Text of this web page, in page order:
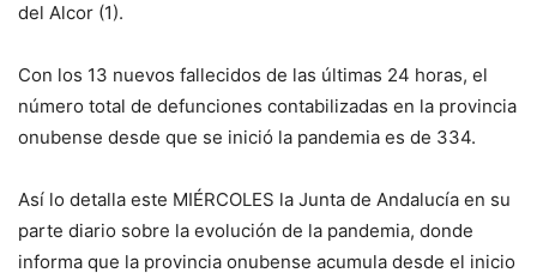
del Alcor (1).
Con los 13 nuevos fallecidos de las últimas 24 horas, el
número total de defunciones contabilizadas en la provincia
onubense desde que se inició la pandemia es de 334.
Así lo detalla este MIÉRCOLES la Junta de Andalucía en su
parte diario sobre la evolución de la pandemia, donde
informa que la provincia onubense acumula desde el inicio